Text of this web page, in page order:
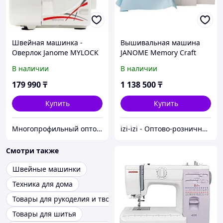
Швейная машинка -
Оверлок Janome MYLOCK
В наличии
179 990₸
Купить
Многопрофильный оптово розничный интернет магазин - G-sea.kz
Вышивальная машина
JANOME Memory Craft
В наличии
1 138 500₸
Купить
izi-izi - Оптово-розничный Склад - товары на заказ до двери! Cамые уникальные и полезные товары.
Смотри также
Швейные машинки
Техника для дома
Товары для рукоделия и творчества
Товары для шитья